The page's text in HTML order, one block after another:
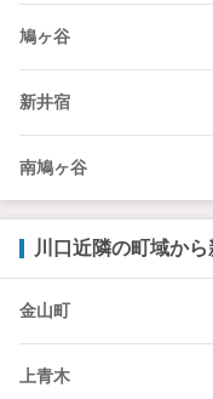
鳩ヶ谷
新井宿
南鳩ヶ谷
川口近隣の町域か
金山町
上青木